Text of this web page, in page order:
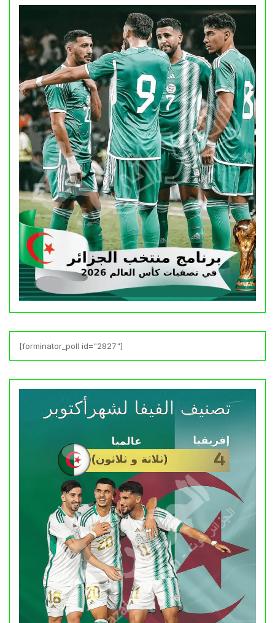
[forminator_poll id="2827"]